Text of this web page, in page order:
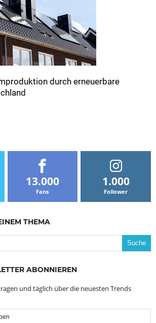
durch erneuerbare
13.000
Fans
1.000
Follower
THEMA
ABONNIEREN
und täglich über die neuesten Trends